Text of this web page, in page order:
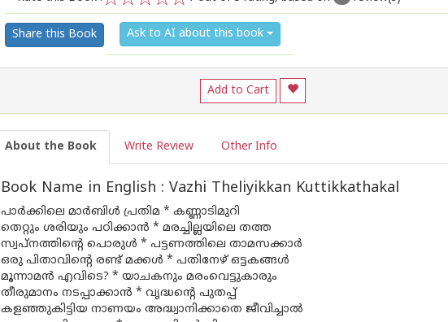
5
4
3
2
1
Share this Book Ask to AI about this book
Add to Cart
About the Book Write Review Other Info
Book Name in English : Vazhi Theliyikkan Kuttikkathakal
പാർക്കിലെ മാർബിൾ പ്രതിമ * കണ്ണാടിമുറി
തെറ്റും ശരിയും പഠിക്കാൻ * മരച്ചില്ലയിലെ തത്ത
സ്വപ്നത്തിന്റെ പൊരുൾ * പട്ടണത്തിലെ താമസക്കാർ
ഒരു പിതാവിന്റെ രണ്ട് മക്കൾ * പതിനേഴ് ഒട്ടകങ്ങൾ
മൂന്നാമൻ എവിടെ? * യാചകനും മരംവെട്ടുകാരും
തീരുമാനം നടപ്പാക്കാൻ * വൃദ്ധൻ്റെ പുതപ്പ്
കളഞ്ഞുകിട്ടിയ നാണയം അദ്ധ്വാനിക്കാതെ ജീവിച്ചാൽ